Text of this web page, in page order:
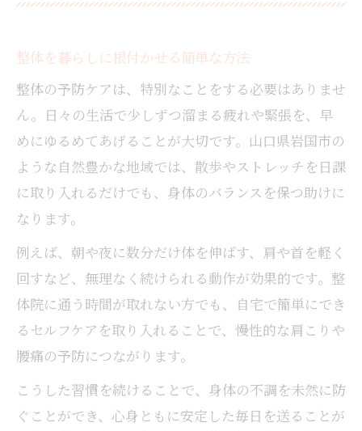
整体を暮らしに根付かせる簡単な方法
整体の予防ケアは、特別なことをする必要はありませ
ん。日々の生活で少しずつ溜まる疲れや緊張を、早
めにゆるめてあげることが大切です。山口県岩国市の
ような自然豊かな地域では、散歩やストレッチを日課
に取り入れるだけでも、身体のバランスを保つ助けに
なります。
例えば、朝や夜に数分だけ体を伸ばす、肩や首を軽く
回すなど、無理なく続けられる動作が効果的です。整
体院に通う時間が取れない方でも、自宅で簡単にでき
るセルフケアを取り入れることで、慢性的な肩こりや
腰痛の予防につながります。
こうした習慣を続けることで、身体の不調を未然に防
ぐことができ、心身ともに安定した毎日を送ることが